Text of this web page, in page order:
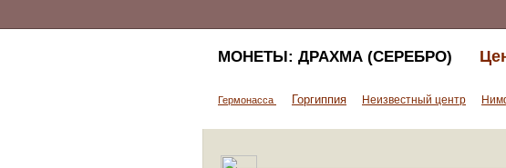
МОНЕТЫ: ДРАХМА (СЕРЕБРО)
Гермонасса Горгиппия Неизвестный центр